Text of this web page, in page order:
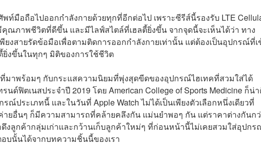
ท์มือถือไปออกกำลังกายด้วยทุกที่อีกต่อไป เพราะซีรีส์นี้รองรับ LTE
ณภาพชีวิตที่ดีขึ้น และมีไลฟ์สไตล์ที่เฮลตี้ยิ่งขึ้น จากจุดนี้จะเห็นได้ว่า ทาง
พียงสายรัดข้อมือเพื่อตามติดการออกกำลังกายเท่านั้น แต่ต้องเป็นอุปกรณ์ที่เ
ยิ่งขึ้นในทุกๆ มิติของการใช้ชีวิต
มาพร้อมๆ กับกระแสความนิยมที่พุ่งสุดขีดของอุปกรณ์ไฮเทคที่สวมใส่ได้
นด์ฟิตเนสประจำปี 2019 โดย American College of Sports Medicine ก็น่
ประเภทนี้ และในวันที่ Apple Watch ไม่ได้เป็นเพียงตัวเลือกหนึ่งเดียวที่
ยอื่นๆ ก็มีความสามารถที่คล้ายคลึงกัน แม่นยำพอๆ กัน แต่ราคาต่างกันก
งลูกค้ากลุ่มเก่าและกว้านเก็บลูกค้าใหม่ๆ ที่ก่อนหน้านี้ไม่เคยสวมใส่อุปก
นั้นได้จากบทความชิ้นนี้ของเรา